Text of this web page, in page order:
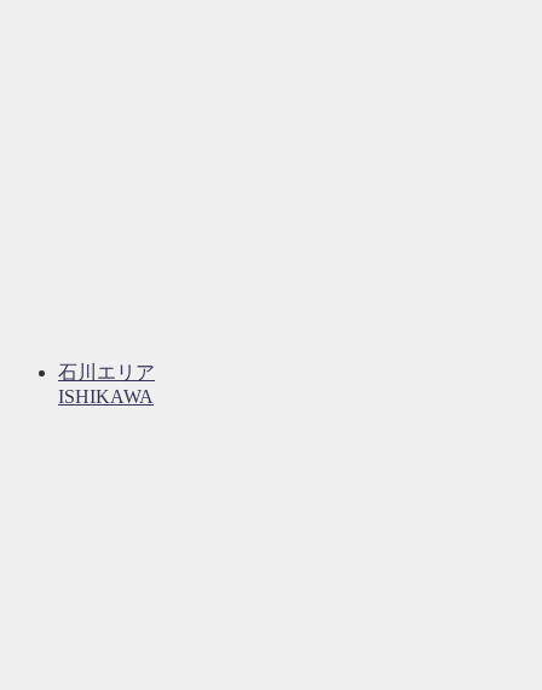
石川エリア
ISHIKAWA